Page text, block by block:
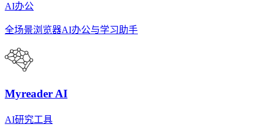
AI办公
全场景浏览器AI办公与学习助手
Myreader AI
AI研究工具